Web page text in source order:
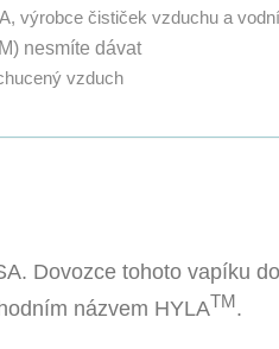
výrobce čističek vzduchu a
nesmíte dávat
vzduch
Dovozce tohoto vapíku
názvem HYLATM.